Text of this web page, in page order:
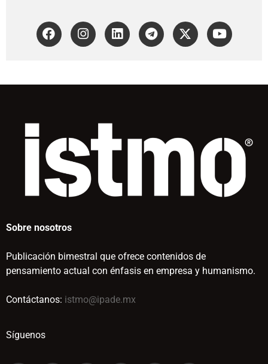
Sobre nosotros
Publicación bimestral que ofrece contenidos de
pensamiento actual con énfasis en empresa y humanismo.
Contáctanos: istmo@ipade.mx
Síguenos